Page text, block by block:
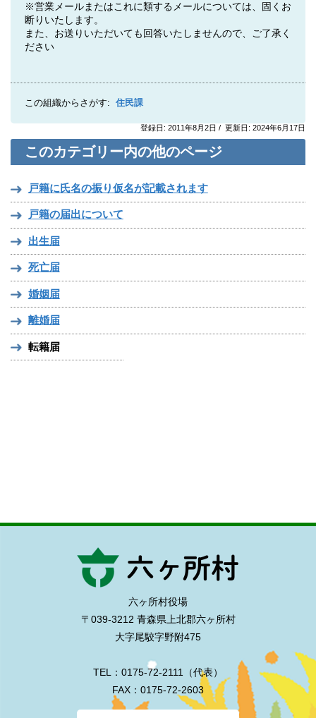
※営業メールまたはこれに類するメールについては、固くお
断りいたします。
また、お送りいただいても回答いたしませんので、ご了承く
ださい
この組織からさがす: 住民課
登録日: 2011年8月2日 / 更新日: 2024年6月17日
このカテゴリー内の他のページ
戸籍に氏名の振り仮名が記載されます
戸籍の届出について
出生届
死亡届
婚姻届
離婚届
転籍届
六ヶ所村役場
〒039-3212 青森県上北郡六ヶ所村
大字尾駮字野附475
TEL：0175-72-2111（代表）
FAX：0175-72-2603